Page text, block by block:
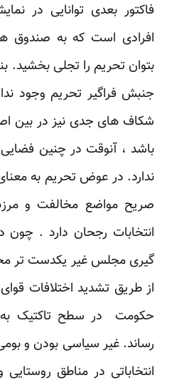
فاکتور بعدی توانایی در
افرادی است که به صندوق
بتوان تحریم را تجلی بخشید.
جنبش فراگیر تحریم وجود
شکاف های جدی نیز در بین
باشد ، آنوقت در چنین
ندارد. در عوض تحریم به
صریح مواضع مخالفت و
انتخابات رجحان دارد .
گیری مجلس غیر یکدست تر
از طریق تشدید اختلافات
حکومت در سطح تاکتیک به
رساند. غیر سیاسی بودن و
انتخاباتی در مناطق